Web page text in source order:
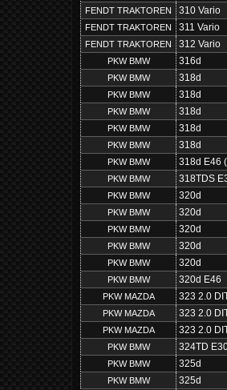
FENDT TRAKTOREN 310 Vario
FENDT TRAKTOREN 311 Vario
FENDT TRAKTOREN 312 Vario
PKW BMW 316d
PKW BMW 318d
PKW BMW 318d
PKW BMW 318d
PKW BMW 318d
PKW BMW 318d
PKW BMW 318d E46
PKW BMW 318TDS
PKW BMW 320d
PKW BMW 320d
PKW BMW 320d
PKW BMW 320d
PKW BMW 320d
PKW BMW 320d E46
PKW MAZDA 323 2.0
PKW MAZDA 323 2.0
PKW MAZDA 323 2.0
PKW BMW 324TD
PKW BMW 325d
PKW BMW 325d